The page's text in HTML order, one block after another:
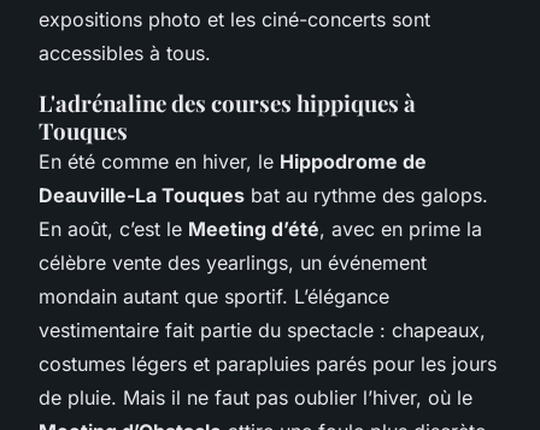
expositions photo et les ciné-concerts sont
accessibles à tous.
L'adrénaline des courses hippiques à
Touques
En été comme en hiver, le Hippodrome de
Deauville-La Touques bat au rythme des galops.
En août, c’est le Meeting d’été, avec en prime la
célèbre vente des yearlings, un événement
mondain autant que sportif. L’élégance
vestimentaire fait partie du spectacle : chapeaux,
costumes légers et parapluies parés pour les jours
de pluie. Mais il ne faut pas oublier l’hiver, où le